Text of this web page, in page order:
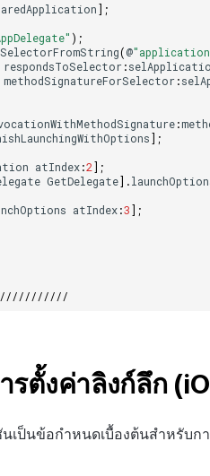
];
);
(@
respondsToSelector:
methodSignatureForSelector:
:
];
atIndex:2];
GetDelegate].
atIndex:3];
ตั้งค่าลิงก์ลึก
ป็นข้อกำหนดเบื้องต้นสำหรับก